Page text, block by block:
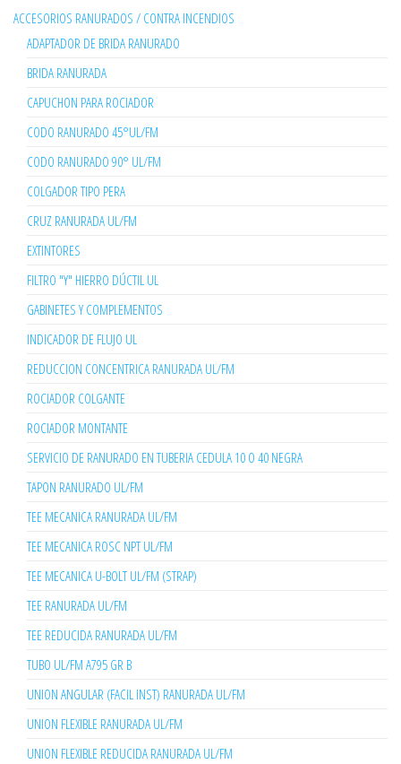
ACCESORIOS RANURADOS / CONTRA INCENDIOS
ADAPTADOR DE BRIDA RANURADO
BRIDA RANURADA
CAPUCHON PARA ROCIADOR
CODO RANURADO 45°UL/FM
CODO RANURADO 90° UL/FM
COLGADOR TIPO PERA
CRUZ RANURADA UL/FM
EXTINTORES
FILTRO "Y" HIERRO DÚCTIL UL
GABINETES Y COMPLEMENTOS
INDICADOR DE FLUJO UL
REDUCCION CONCENTRICA RANURADA UL/FM
ROCIADOR COLGANTE
ROCIADOR MONTANTE
SERVICIO DE RANURADO EN TUBERIA CEDULA 10 O 40 NEGRA
TAPON RANURADO UL/FM
TEE MECANICA RANURADA UL/FM
TEE MECANICA ROSC NPT UL/FM
TEE MECANICA U-BOLT UL/FM (STRAP)
TEE RANURADA UL/FM
TEE REDUCIDA RANURADA UL/FM
TUBO UL/FM A795 GR B
UNION ANGULAR (FACIL INST) RANURADA UL/FM
UNION FLEXIBLE RANURADA UL/FM
UNION FLEXIBLE REDUCIDA RANURADA UL/FM